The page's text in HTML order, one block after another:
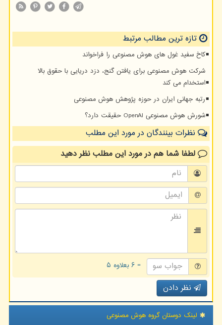
تازه ترین مطالب مرتبط
کاخ سفید غول های هوش مصنوعی را فراخواند
شرکت هوش مصنوعی برای یافتن گنج، دزد دریایی با حقوق بالا
استخدام می کند
رتبه جهانی ایران در حوزه پژوهش هوش مصنوعی
شورش هوش مصنوعی OpenAI حقیقت دارد؟
نظرات بینندگان در مورد این مطلب
لطفا شما همدر مورد این مطلبنظر دهید
= ۶ بعلاوه ۵
نظر دادن
لینک دوستان گروه هوش مصنوعی